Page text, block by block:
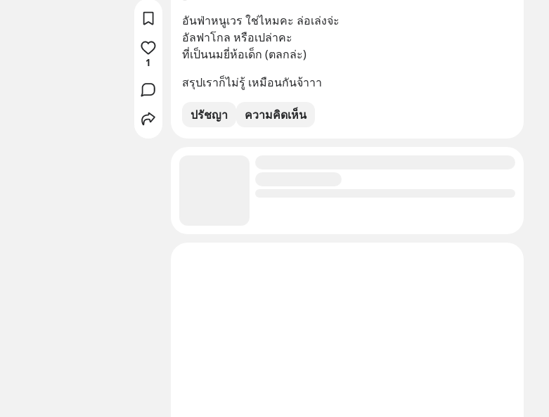
อันฟ่าหนูเวร ใช่ไหมคะ ล่อเล่งจ่ะ
อัลฟาโกล หรือเปล่าคะ
ที่เป็นนมยี่ห้อเด็ก (ตลกล่ะ)
สรุปเราก็ไม่รู้ เหมือนกันจ้าาา
ปรัชญา ความคิดเห็น
1